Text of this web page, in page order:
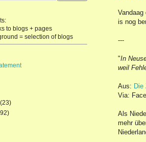
is nog
---
"In
weil
Aus: Die
Via:
Als
mehr
to blogs + pages
= selection of blogs
(23)